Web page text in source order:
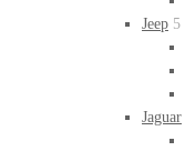
Jeep 5
Jaguar